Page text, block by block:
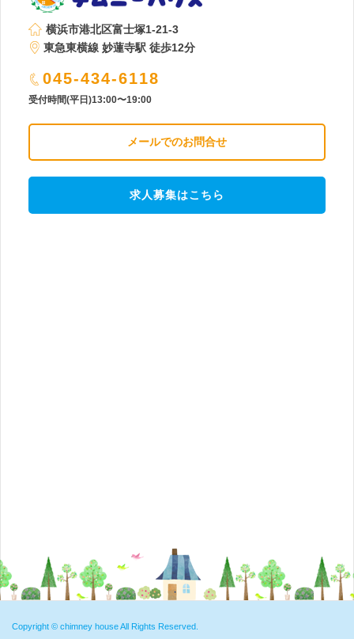
横浜市港北区富士塚1-21-3
東急東横線 妙蓮寺駅 徒歩12分
045-434-6118
受付時間(平日)13:00〜19:00
メールでのお問合せ
求人募集はこちら
Copyright © chimney houseAll Rights Reserved.